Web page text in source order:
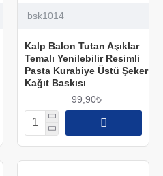
bsk1014
Kalp Balon Tutan Aşıklar
Temalı Yenilebilir Resimli
Pasta Kurabiye Üstü Şeker
Kağıt Baskısı
99,90₺